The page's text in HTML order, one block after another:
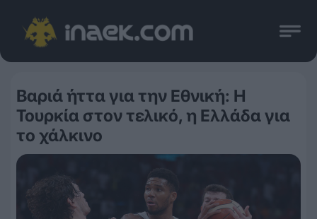
Βαριά ήττα για την Εθνική: Η
Τουρκία στον τελικό, η Ελλάδα για
το χάλκινο